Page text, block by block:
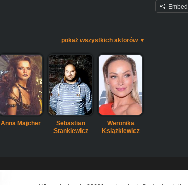
pokaż wszystkich aktorów ▼
Anna Majcher
Sebastian
Stankiewicz
Weronika
Książkiewicz
Embed